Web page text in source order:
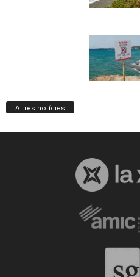
Altres notícies